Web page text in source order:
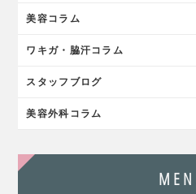
美容コラム
ワキガ・脇汗コラム
スタッフブログ
美容外科コラム